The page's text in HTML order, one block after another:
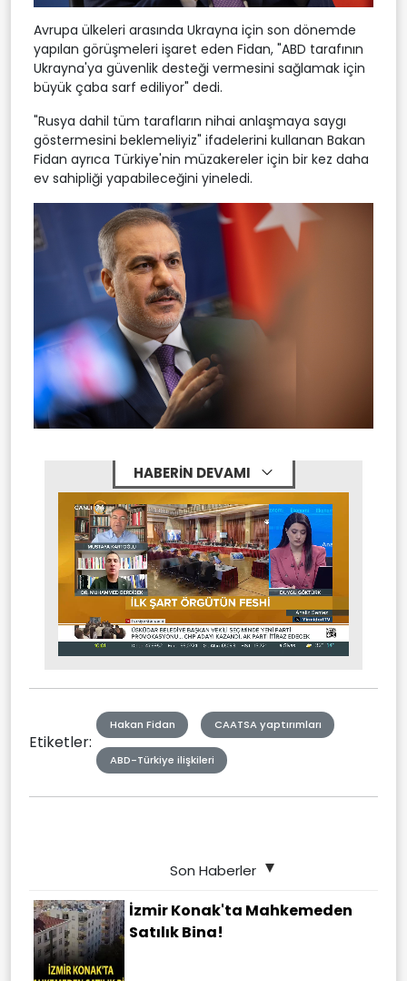
Avrupa ülkeleri arasında Ukrayna için son dönemde
yapılan görüşmeleri işaret eden Fidan, "ABD tarafının
Ukrayna'ya güvenlik desteği vermesini sağlamak için
büyük çaba sarf ediliyor" dedi.
"Rusya dahil tüm tarafların nihai anlaşmaya saygı
göstermesini beklemeliyiz" ifadelerini kullanan Bakan
Fidan ayrıca Türkiye'nin müzakereler için bir kez daha
ev sahipliği yapabileceğini yineledi.
HABERİN DEVAMI
Unmute Stream
Etiketler:
Hakan Fidan CAATSA yaptırımları
ABD-Türkiye ilişkileri
Son Haberler
İzmir Konak'ta Mahkemeden
Satılık Bina!